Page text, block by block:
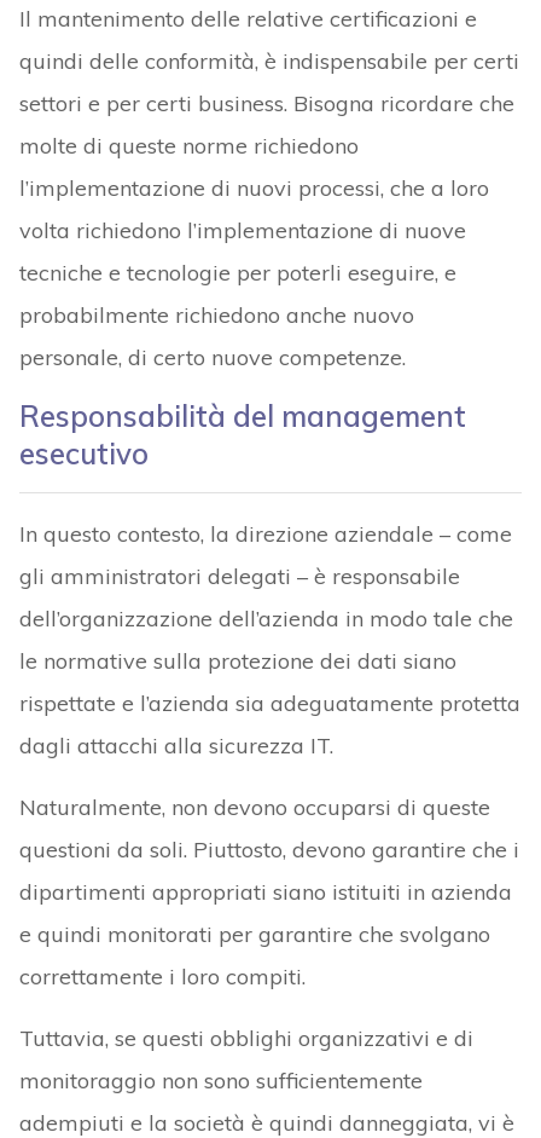
Il mantenimento delle relative certificazioni e
quindi delle conformità, è indispensabile per certi
settori e per certi business. Bisogna ricordare che
molte di queste norme richiedono
l’implementazione di nuovi processi, che a loro
volta richiedono l’implementazione di nuove
tecniche e tecnologie per poterli eseguire, e
probabilmente richiedono anche nuovo
personale, di certo nuove competenze.
Responsabilità del management
esecutivo
In questo contesto, la direzione aziendale – come
gli amministratori delegati – è responsabile
dell’organizzazione dell’azienda in modo tale che
le normative sulla protezione dei dati siano
rispettate e l’azienda sia adeguatamente protetta
dagli attacchi alla sicurezza IT.
Naturalmente, non devono occuparsi di queste
questioni da soli. Piuttosto, devono garantire che i
dipartimenti appropriati siano istituiti in azienda
e quindi monitorati per garantire che svolgano
correttamente i loro compiti.
Tuttavia, se questi obblighi organizzativi e di
monitoraggio non sono sufficientemente
adempiuti e la società è quindi danneggiata, vi è